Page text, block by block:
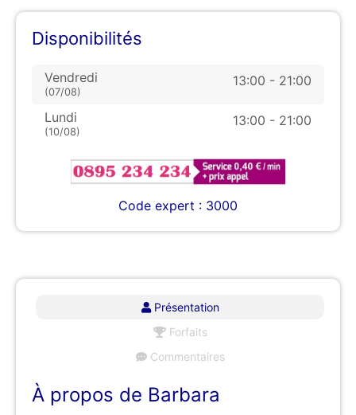
Présentation
Forfaits
Commentaires
À propos de Barbara
Disponibilités
Vendredi
(07/08)
13:00 - 21:00
Lundi
(10/08)
13:00 - 21:00
Code expert : 3000